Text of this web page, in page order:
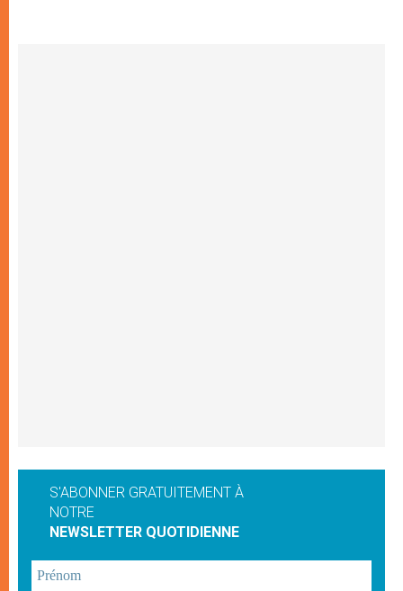
S'ABONNER GRATUITEMENT À
NOTRE
NEWSLETTER QUOTIDIENNE